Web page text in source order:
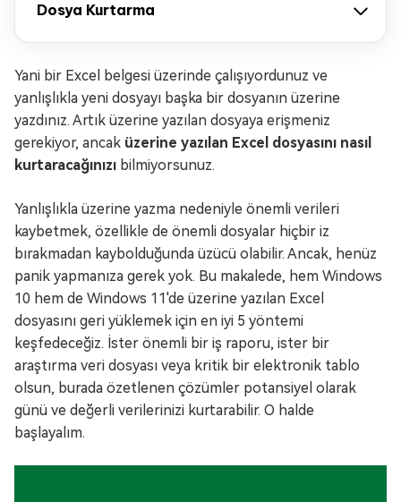
Dosya Kurtarma
Yani bir Excel belgesi üzerinde çalışıyordunuz ve
yanlışlıkla yeni dosyayı başka bir dosyanın üzerine
yazdınız. Artık üzerine yazılan dosyaya erişmeniz
gerekiyor, ancak üzerine yazılan Excel dosyasını nasıl
kurtaracağınızı bilmiyorsunuz.
Yanlışlıkla üzerine yazma nedeniyle önemli verileri
kaybetmek, özellikle de önemli dosyalar hiçbir iz
bırakmadan kaybolduğunda üzücü olabilir. Ancak, henüz
panik yapmanıza gerek yok. Bu makalede, hem Windows
10 hem de Windows 11'de üzerine yazılan Excel
dosyasını geri yüklemek için en iyi 5 yöntemi
keşfedeceğiz. İster önemli bir iş raporu, ister bir
araştırma veri dosyası veya kritik bir elektronik tablo
olsun, burada özetlenen çözümler potansiyel olarak
günü ve değerli verilerinizi kurtarabilir. O halde
başlayalım.